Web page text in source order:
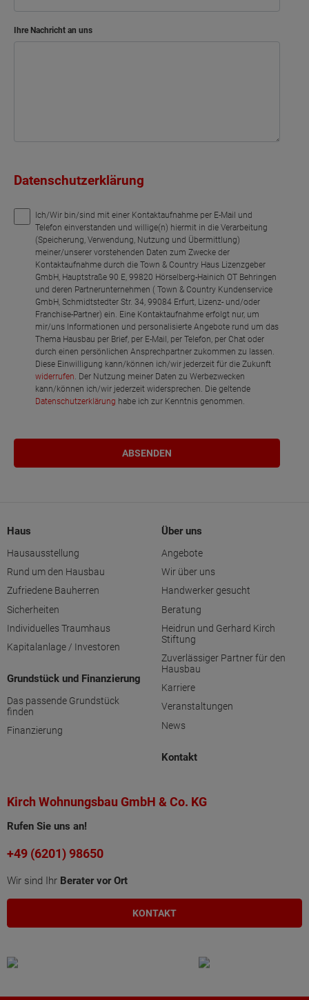
Ihre Nachricht an uns
Datenschutzerklärung
Ich/Wir bin/sind mit einer Kontaktaufnahme per E-Mail und
Telefon einverstanden und willige(n) hiermit in die Verarbeitung
(Speicherung, Verwendung, Nutzung und Übermittlung)
meiner/unserer vorstehenden Daten zum Zwecke der
Kontaktaufnahme durch die Town & Country Haus Lizenzgeber
GmbH, Hauptstraße 90 E, 99820 Hörselberg-Hainich OT Behringen
und deren Partnerunternehmen ( Town & Country Kundenservice
GmbH, Schmidtstedter Str. 34, 99084 Erfurt, Lizenz- und/oder
Franchise-Partner) ein. Eine Kontaktaufnahme erfolgt nur, um
mir/uns Informationen und personalisierte Angebote rund um das
Thema Hausbau per Brief, per E-Mail, per Telefon, per Chat oder
durch einen persönlichen Ansprechpartner zukommen zu lassen.
Diese Einwilligung kann/können ich/wir jederzeit für die Zukunft
widerrufen . Der Nutzung meiner Daten zu Werbezwecken
kann/können ich/wir jederzeit widersprechen. Die geltende
Datenschutzerklärung habe ich zur Kenntnis genommen.
Haus
Hausausstellung
Rund um den Hausbau
Zufriedene Bauherren
Sicherheiten
Individuelles Traumhaus
Kapitalanlage / Investoren
Grundstück und Finanzierung
Das passende Grundstück
finden
Finanzierung
Über uns
Angebote
Wir über uns
Handwerker gesucht
Beratung
Heidrun und Gerhard Kirch
Stiftung
Zuverlässiger Partner für den
Hausbau
Karriere
Veranstaltungen
News
Kontakt
Kirch Wohnungsbau GmbH & Co. KG
Rufen Sie uns an!
+49 (6201) 98650
Wir sind Ihr Berater vor Ort
KONTAKT